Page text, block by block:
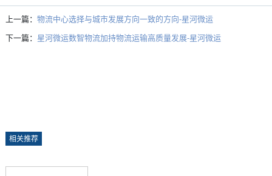
上一篇： 物流中心选择与城市发展方向一致的方向-星河微运
下一篇： 星河微运数智物流加持物流运输高质量发展-星河微运
相关推荐